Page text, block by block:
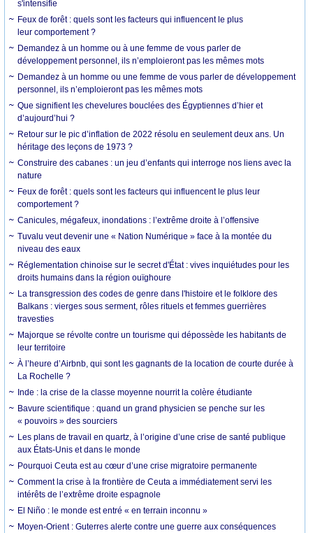
s'intensifie
Feux de forêt : quels sont les facteurs qui influencent le plus
leur comportement ?
Demandez à un homme ou à une femme de vous parler de
développement personnel, ils n’emploieront pas les mêmes mots
Demandez à un homme ou une femme de vous parler de développement
personnel, ils n’emploieront pas les mêmes mots
Que signifient les chevelures bouclées des Égyptiennes d’hier et
d’aujourd’hui ?
Retour sur le pic d’inflation de 2022 résolu en seulement deux ans. Un
héritage des leçons de 1973 ?
Construire des cabanes : un jeu d’enfants qui interroge nos liens avec la
nature
Feux de forêt : quels sont les facteurs qui influencent le plus leur
comportement ?
Canicules, mégafeux, inondations : l’extrême droite à l’offensive
Tuvalu veut devenir une « Nation Numérique » face à la montée du
niveau des eaux
Réglementation chinoise sur le secret d'État : vives inquiétudes pour les
droits humains dans la région ouïghoure
La transgression des codes de genre dans l'histoire et le folklore des
Balkans : vierges sous serment, rôles rituels et femmes guerrières
travesties
Majorque se révolte contre un tourisme qui dépossède les habitants de
leur territoire
À l’heure d’Airbnb, qui sont les gagnants de la location de courte durée à
La Rochelle ?
Inde : la crise de la classe moyenne nourrit la colère étudiante
Bavure scientifique : quand un grand physicien se penche sur les
« pouvoirs » des sourciers
Les plans de travail en quartz, à l’origine d’une crise de santé publique
aux États-Unis et dans le monde
Pourquoi Ceuta est au cœur d’une crise migratoire permanente
Comment la crise à la frontière de Ceuta a immédiatement servi les
intérêts de l’extrême droite espagnole
El Niño : le monde est entré « en terrain inconnu »
Moyen-Orient : Guterres alerte contre une guerre aux conséquences